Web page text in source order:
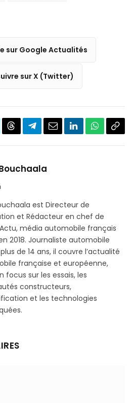
sur Google Actualités
sur X (Twitter)
ThreadsPartager
Telegram
EmailLinkedInWhatsApp
LinkedIn
est Directeur de
et Rédacteur en chef de
média automobile français
2018. Journaliste automobile
de 14 ans, il couvre l’actualité
française et européenne,
focus sur les essais, les
constructeurs,
et les technologies